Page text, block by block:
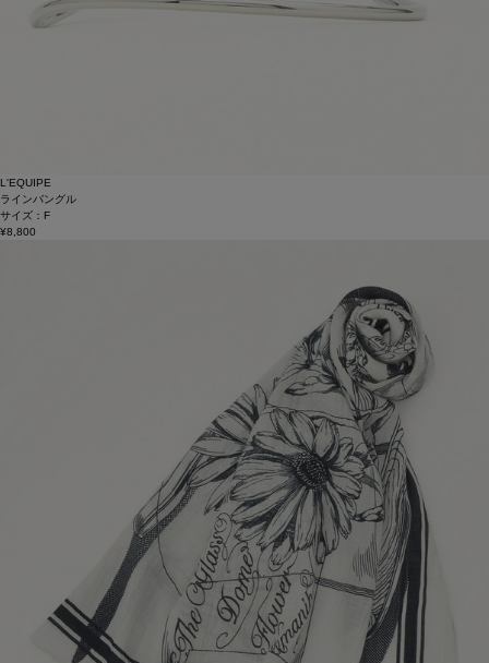
L'EQUIPE
ラインバングル
サイズ：F
¥8,800